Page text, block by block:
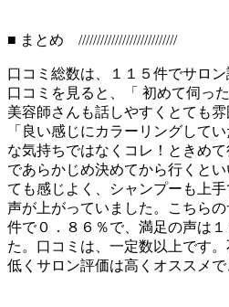
■ まとめ ///////////////////////////
口コミ総数は、１１５件でサロン
口コミを見ると、「 初めて伺っ
美容師さんも話しやすくとても
「良い感じにカラーリングして
な気持ちではなくコレ！ときめ
であらかじめ決めてから行くと
ても感じよく、シャンプーも上
声が上がっていました。こちら
件で０．８６％で、満足の声は
た。口コミは、一定数以上です
低くサロン評価は高くオススメで